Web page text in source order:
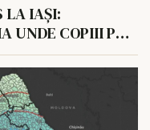
LA IAȘI:
UNDE COPIII POT